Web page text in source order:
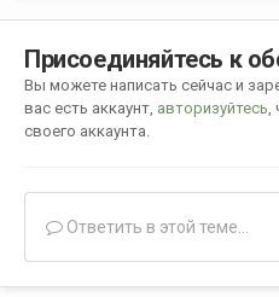
Присоединяйтесь к
Вы можете написать сейчас и
вас есть аккаунт, авторизуйтесь,
своего аккаунта.
Ответить в этой теме...